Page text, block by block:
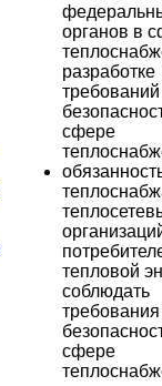
органов в
разработке
требований
сфере
тепловой
соблюдать
требования
сфере